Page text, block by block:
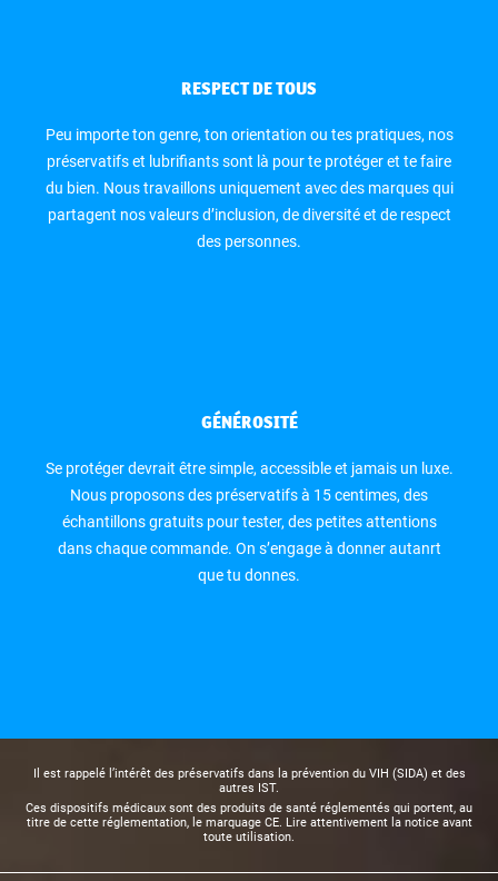
RESPECT DE TOUS
Peu importe ton genre, ton orientation ou tes pratiques, nos
préservatifs et lubrifiants sont là pour te protéger et te faire
du bien. Nous travaillons uniquement avec des marques qui
partagent nos valeurs d’inclusion, de diversité et de respect
des personnes.
GÉNÉROSITÉ
Se protéger devrait être simple, accessible et jamais un luxe.
Nous proposons des préservatifs à 15 centimes, des
échantillons gratuits pour tester, des petites attentions
dans chaque commande. On s’engage à donner autanrt
que tu donnes.
Il est rappelé l’intérêt des préservatifs dans la prévention du VIH (SIDA) et des
autres IST.
Ces dispositifs médicaux sont des produits de santé réglementés qui portent, au
titre de cette réglementation, le marquage CE. Lire attentivement la notice avant
toute utilisation.